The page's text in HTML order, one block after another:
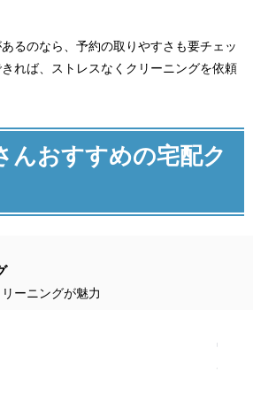
るのなら、予約の取りやすさも要チェッ
れば、ストレスなくクリーニングを依頼
んおすすめの宅配ク
ーニングが魅力